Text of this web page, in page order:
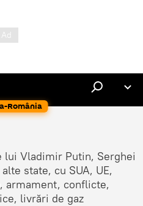
România
lui Vladimir Putin, Serghei
state, cu SUA, UE,
armament, conflicte,
livrări de gaz